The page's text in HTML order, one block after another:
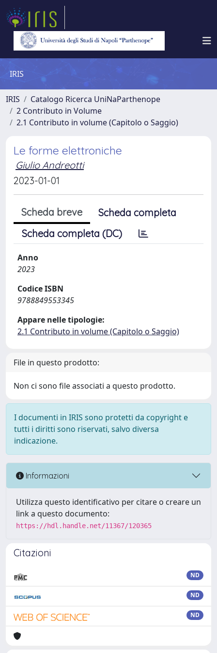
IRIS
IRIS
Catalogo Ricerca UniNaParthenope
2 Contributo in Volume
2.1 Contributo in volume (Capitolo o Saggio)
Le forme elettroniche
Giulio Andreotti
2023-01-01
Scheda breve
Scheda completa
Scheda completa (DC)
Anno
2023
Codice ISBN
9788849553345
Appare nelle tipologie:
2.1 Contributo in volume (Capitolo o Saggio)
File in questo prodotto:
Non ci sono file associati a questo prodotto.
I documenti in IRIS sono protetti da copyright e
tutti i diritti sono riservati, salvo diversa
indicazione.
Informazioni
Utilizza questo identificativo per citare o creare un
link a questo documento:
https://hdl.handle.net/11367/120365
Citazioni
ND
ND
ND